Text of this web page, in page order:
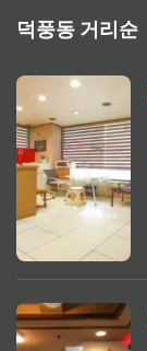
덕풍동 거리순